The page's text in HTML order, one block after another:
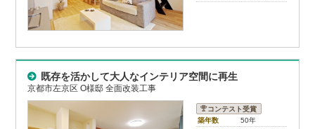
既存を活かして大人なインテリア空間に再生
京都市左京区 O様邸 全面改装工事
コンテスト受賞
築年数
50年